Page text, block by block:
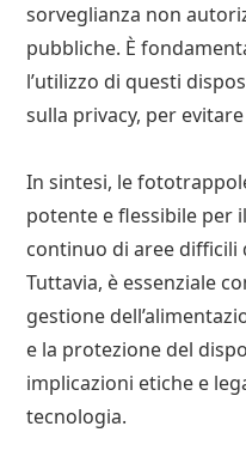
sorveglianza non
pubbliche. È
l’utilizzo di questi
sulla privacy, per
In sintesi, le
potente e flessibile per
continuo di aree
Tuttavia, è essenziale
gestione
e la protezione del
implicazioni etiche e
tecnologia.